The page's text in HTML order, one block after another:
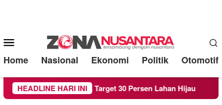
Mobile
Menu
Home Nasional Ekonomi Politik Otomotif
HEADLINE HARI INI
RTH demi Target 30 Persen Lahan Hijau